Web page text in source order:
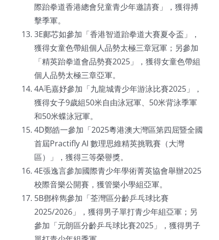
際跆拳道香港總會兒童青少年邀請賽」，獲得搏
擊季軍。
3E鄺芯如參加「香港智道跆拳道大賽夏令盃」，
獲得女童色帶組個人品勢太極三章冠軍；另參加
「精英跆拳道會品勢賽2025」，獲得女童色帶組
個人品勢太極三章亞軍。
4A毛嘉妤參加「九龍城青少年游泳比賽2025」，
獲得女子9歲組50米自由泳冠軍、50米背泳季軍
和50米蝶泳冠軍。
4D鄭皓一參加「2025粵港澳大灣區第四屈暨全國
首屆Practifly AI 數理思維精英挑戰賽（大灣
區）」，獲得三等榮譽獎。
4E張逸言參加國際青少年學術菁英協會舉辦2025
校際音樂公開賽，獲管樂小學組亞軍。
5B鄧梓雋參加「荃灣區分齡乒乓球比賽
2025/2026」，獲得男子單打青少年組亞軍；另
參加「元朗區分齡乒乓球比賽2025」，獲得男子